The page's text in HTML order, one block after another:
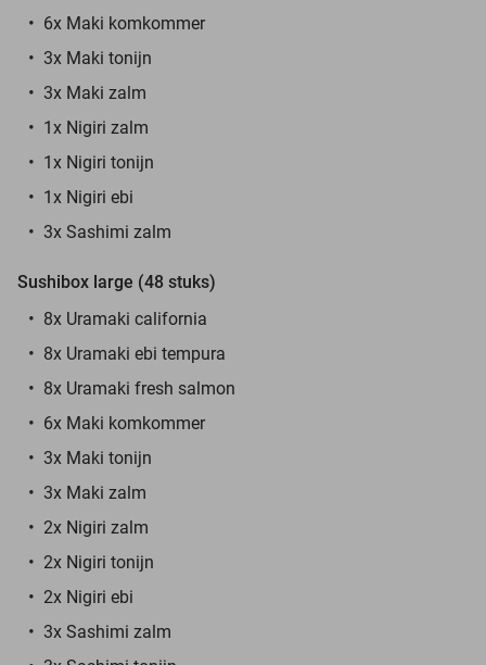
6x Maki komkommer
3x Maki tonijn
3x Maki zalm
1x Nigiri zalm
1x Nigiri tonijn
1x Nigiri ebi
3x Sashimi zalm
Sushibox large (48 stuks)
8x Uramaki california
8x Uramaki ebi tempura
8x Uramaki fresh salmon
6x Maki komkommer
3x Maki tonijn
3x Maki zalm
2x Nigiri zalm
2x Nigiri tonijn
2x Nigiri ebi
3x Sashimi zalm